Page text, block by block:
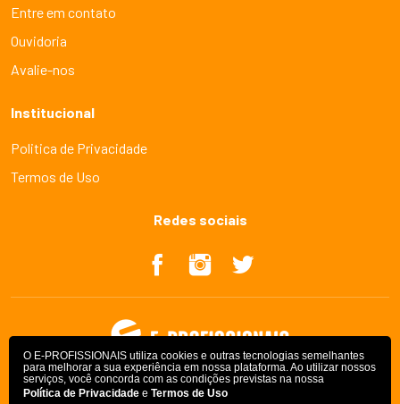
O E-PROFISSIONAIS utiliza cookies e outras tecnologias semelhantes
para melhorar a sua experiência em nossa plataforma. Ao utilizar nossos
serviços, você concorda com as condições previstas na nossa
Política de Privacidade e Termos de Uso
Entre em contato
Ouvidoria
Avalie-nos
Institucional
Politica de Privacidade
Termos de Uso
Redes sociais